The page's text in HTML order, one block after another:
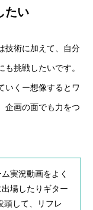
たい
技術に加えて、自分
挑戦したいです。
いくー想像するとワ
企画の面でも力をつ
実況動画をよく
場したりギター
頭して、リフレ